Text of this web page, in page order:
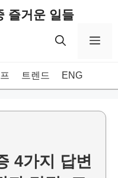
즐거운 일들
트렌드 ENG
4가지 답변